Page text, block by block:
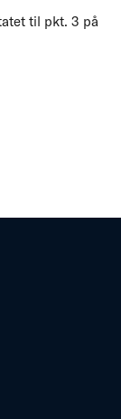
til pkt. 3 på